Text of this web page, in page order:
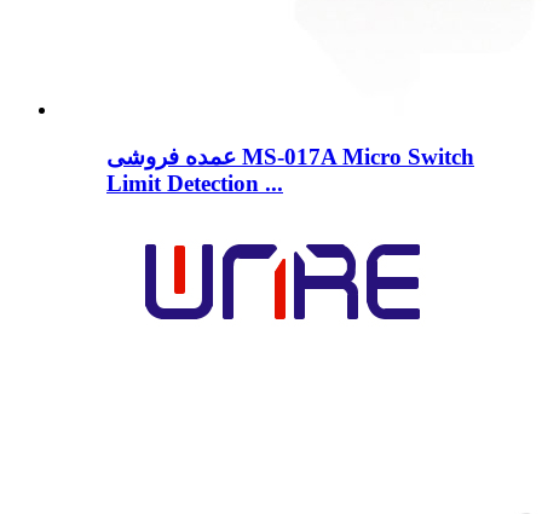
عمده فروشی MS-017A Micro Switch
Limit Detection ...